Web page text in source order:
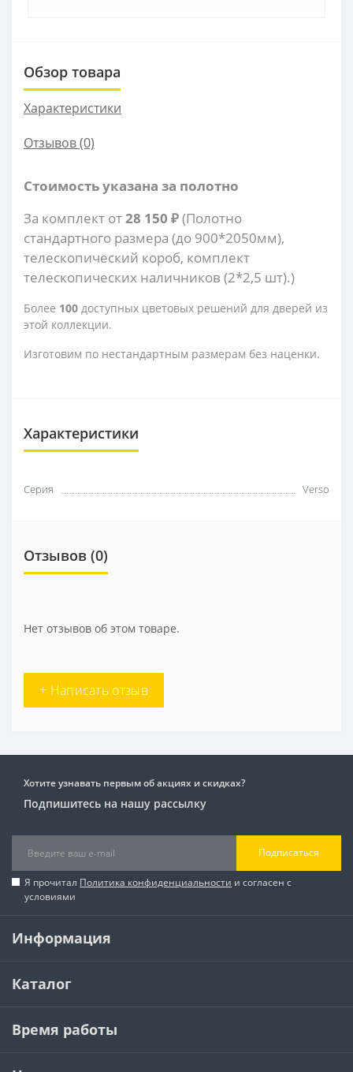
Обзор товара
Характеристики
Отзывов (0)
Стоимость указана за полотно
За комплект от28 150 ₽(Полотно
стандартного размера (до 900*2050мм),
телескопический короб, комплект
телескопических наличников (2*2,5 шт).)
Более 100 доступных цветовых решений для дверей из
этой коллекции.
Изготовим по нестандартным размерам без наценки.
Характеристики
Серия Verso
Отзывов (0)
Нет отзывов об этом товаре.
+ Написать отзыв
Хотите узнавать первым об акциях и скидках?
Подпишитесь на нашу рассылку
Подписаться
Я прочитал Политика конфиденциальности и согласен с
условиями
Информация
Каталог
Время работы